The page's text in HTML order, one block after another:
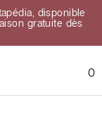
disponible
gratuite dès
0